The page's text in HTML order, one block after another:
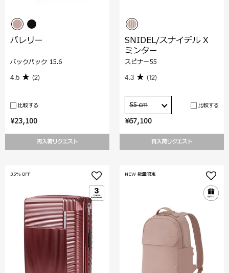
¥23,100
再入荷リクエスト
バレリー
バックパック 15.6
4.5 (2)
比較する
¥67,100
再入荷リクエスト
SNIDEL/スナイデル X
ミンター
スピナー55
4.3 (12)
55 cm 比較する
35% OFF NEW 数量限定